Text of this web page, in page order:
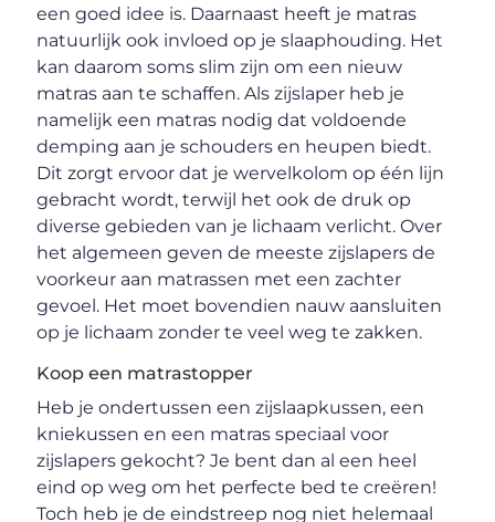
een goed idee is. Daarnaast heeft je matras
natuurlijk ook invloed op je slaaphouding. Het
kan daarom soms slim zijn om een nieuw
matras aan te schaffen. Als zijslaper heb je
namelijk een matras nodig dat voldoende
demping aan je schouders en heupen biedt.
Dit zorgt ervoor dat je wervelkolom op één lijn
gebracht wordt, terwijl het ook de druk op
diverse gebieden van je lichaam verlicht. Over
het algemeen geven de meeste zijslapers de
voorkeur aan matrassen met een zachter
gevoel. Het moet bovendien nauw aansluiten
op je lichaam zonder te veel weg te zakken.
Koop een matrastopper
Heb je ondertussen een zijslaapkussen, een
kniekussen en een matras speciaal voor
zijslapers gekocht? Je bent dan al een heel
eind op weg om het perfecte bed te creëren!
Toch heb je de eindstreep nog niet helemaal